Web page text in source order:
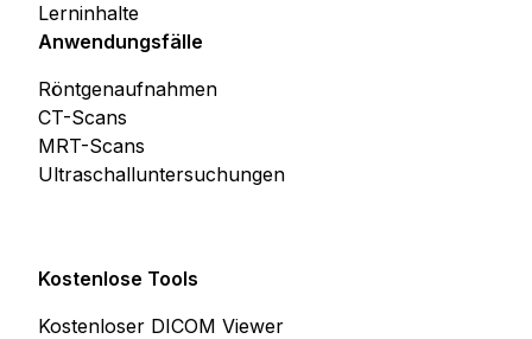
Lerninhalte
Anwendungsfälle
CT-Scans
MRT-Scans
Ultraschalluntersuchungen
Röntgenaufnahmen
Kostenlose Tools
Kostenloser DICOM Viewer